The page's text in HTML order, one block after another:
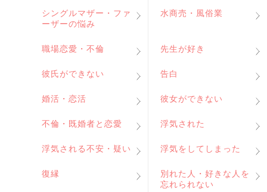
シングルマザー・ファ
ーザーの悩み
水商売・風俗業
職場恋愛・不倫 先生が好き
彼氏ができない 告白
婚活・恋活 彼女ができない
不倫・既婚者と恋愛 浮気された
浮気される不安・疑い 浮気をしてしまった
復縁
別れた人・好きな人を
忘れられない